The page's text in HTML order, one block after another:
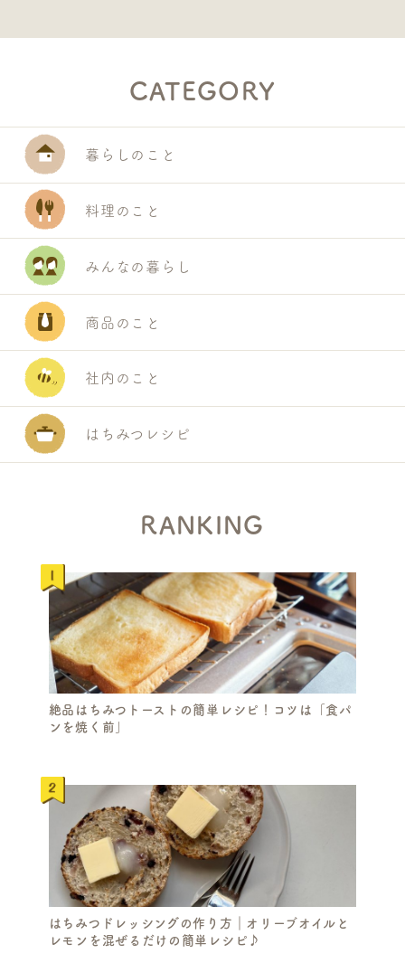
CATEGORY
暮らしのこと
料理のこと
みんなの暮らし
商品のこと
社内のこと
はちみつレシピ
RANKING
絶品はちみつトーストの簡単レシピ！コツは「食パ
ンを焼く前」
はちみつドレッシングの作り方｜オリーブオイルと
レモンを混ぜるだけの簡単レシピ♪